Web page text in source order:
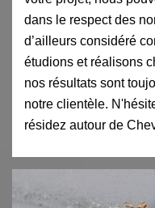
dans le respect des
d’ailleurs considéré
étudions et réalisons
nos résultats sont
notre clientèle.
résidez autour de